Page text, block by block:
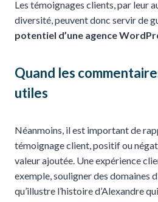
Les témoignages clients, par leur
diversité, peuvent donc servir de
potentiel d’une agence
Quand les
utiles
Néanmoins, il est important de
témoignage client, positif ou
valeur ajoutée. Une expérience
exemple, souligner des domaines
qu’illustre l’histoire d’Alexandre